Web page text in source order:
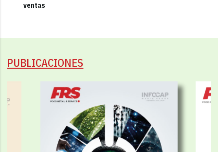
ventas
PUBLICACIONES